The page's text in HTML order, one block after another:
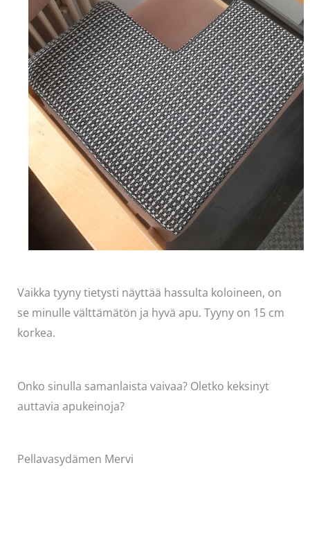
Vaikka tyyny tietysti näyttää hassulta koloineen, on
se minulle välttämätön ja hyvä apu. Tyyny on 15 cm
korkea.
Onko sinulla samanlaista vaivaa? Oletko keksinyt
auttavia apukeinoja?
Pellavasydämen Mervi